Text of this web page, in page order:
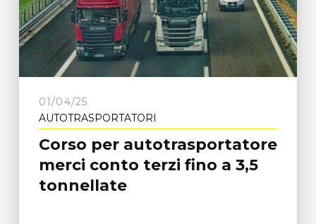
01/04/25
AUTOTRASPORTATORI
Corso per autotrasportatore
merci conto terzi fino a 3,5
tonnellate